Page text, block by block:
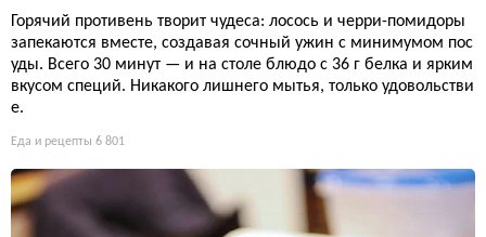
Горячий противень творит чудеса: лосось и черри-помидоры
запекаются вместе, создавая сочный ужин с минимумом пос
уды. Всего 30 минут — и на столе блюдо с 36 г белка и ярким
вкусом специй. Никакого лишнего мытья, только удовольстви
е.
Еда и рецепты 6 801